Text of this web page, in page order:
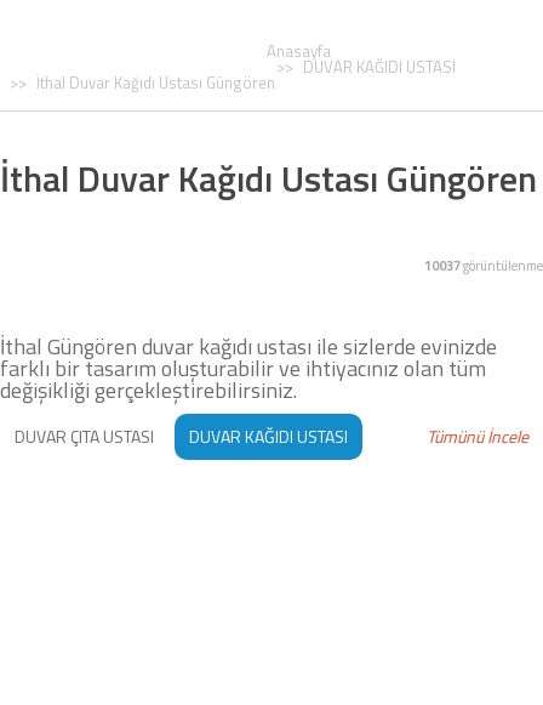
Anasayfa
DUVAR KAĞIDI USTASI
İthal Duvar Kağıdı Ustası Güngören
İthal Duvar Kağıdı Ustası Güngören
10037görüntülenme
İthal Güngören duvar kağıdı ustası ile sizlerde evinizde
farklı bir tasarım oluşturabilir ve ihtiyacınız olan tüm
değişikliği gerçekleştirebilirsiniz.
DUVAR ÇITA USTASI DUVAR KAĞIDI USTASI Tümünü İncele